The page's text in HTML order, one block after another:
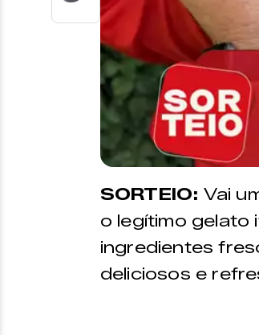
SORTEIO: Vai
o legítimo gelato
ingredientes
deliciosos e